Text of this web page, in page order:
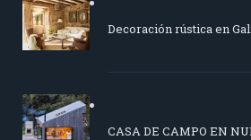
Decoración rústica en
CASA DE CAMPO EN